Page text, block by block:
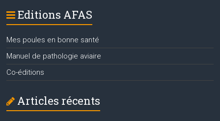
Editions AFAS
Mes poules en bonne santé
Manuel de pathologie aviaire
Co-éditions
Articles récents